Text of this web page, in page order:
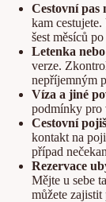
Cestovní pas
kam cestujete.
šest měsíců
Letenka
verze.
nepříjemným
Víza a jiné
podmínky pro
Cestovní
kontakt na
případ
Rezervace
Mějte u sebe
můžete zajistit